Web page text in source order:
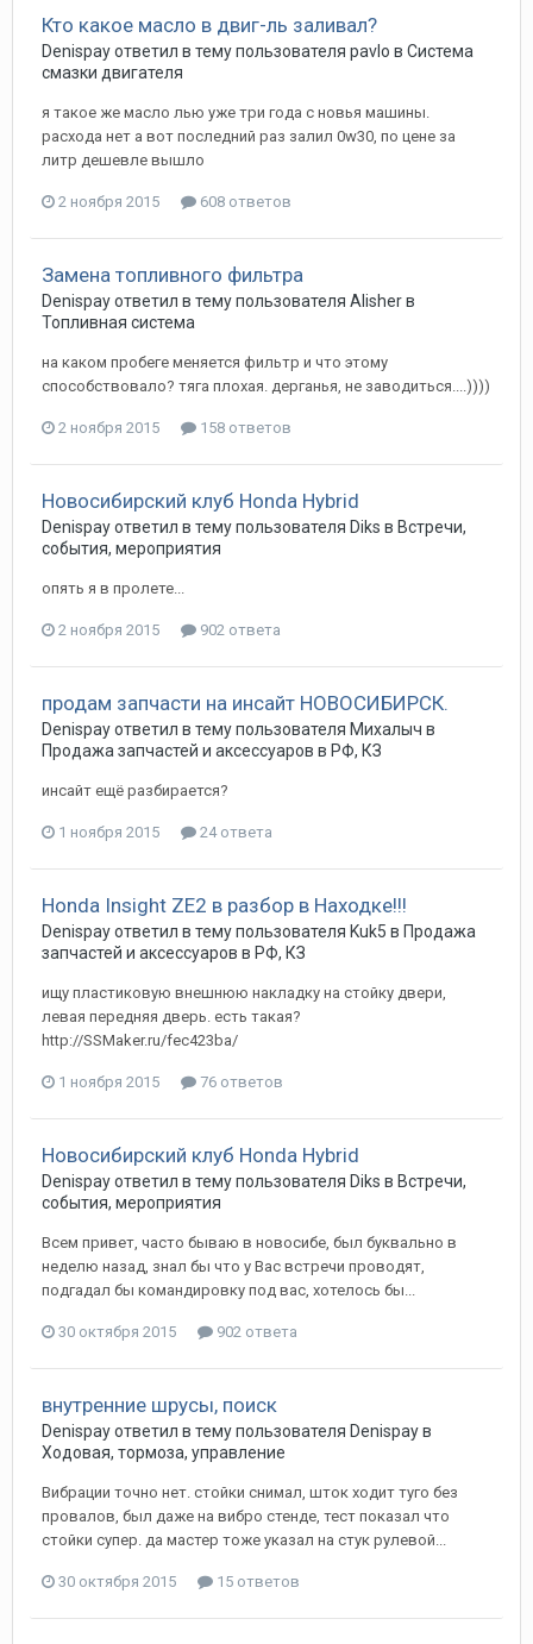
Кто какое масло в двиг-ль заливал?
Denispayответил в тему пользователя pavlo в Система
смазки двигателя
я такое же масло лью уже три года с новья машины.
расхода нет а вот последний раз залил 0w30, по цене за
литр дешевле вышло
2 ноября 2015 608 ответов
Замена топливного фильтра
Denispayответил в тему пользователя Alisherв
Топливная система
на каком пробеге меняется фильтр и что этому
способствовало? тяга плохая. дерганья, не заводиться....))))
2 ноября 2015 158 ответов
Новосибирский клуб Honda Hybrid
Denispayответил в тему пользователя Diks в Встречи,
события, мероприятия
опять я в пролете...
2 ноября 2015 902 ответа
продам запчасти на инсайт НОВОСИБИРСК.
Denispayответил в тему пользователя Михалыч в
Продажа запчастей и аксессуаров в РФ, КЗ
инсайт ещё разбирается?
1 ноября 2015 24 ответа
Honda Insight ZE2 в разбор в Находке!!!
Denispayответил в тему пользователя Kuk5 в Продажа
запчастей и аксессуаров в РФ, КЗ
ищу пластиковую внешнюю накладку на стойку двери,
левая передняя дверь. есть такая?
http://SSMaker.ru/fec423ba/
1 ноября 2015 76 ответов
Новосибирский клуб Honda Hybrid
Denispayответил в тему пользователя Diks в Встречи,
события, мероприятия
Всем привет, часто бываю в новосибе, был буквально в
неделю назад, знал бы что у Вас встречи проводят,
подгадал бы командировку под вас, хотелось бы...
30 октября 2015 902 ответа
внутренние шрусы, поиск
Denispayответил в тему пользователя Denispayв
Ходовая, тормоза, управление
Вибрации точно нет. стойки снимал, шток ходит туго без
провалов, был даже на вибро стенде, тест показал что
стойки супер. да мастер тоже указал на стук рулевой...
30 октября 2015 15 ответов